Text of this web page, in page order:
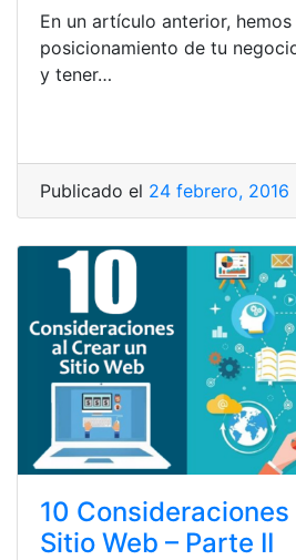
En un artículo anterior,
posicionamiento de tu
y tener…
Publicado el 24 febrero, 2016
10 Consideraciones
Sitio Web – Parte II